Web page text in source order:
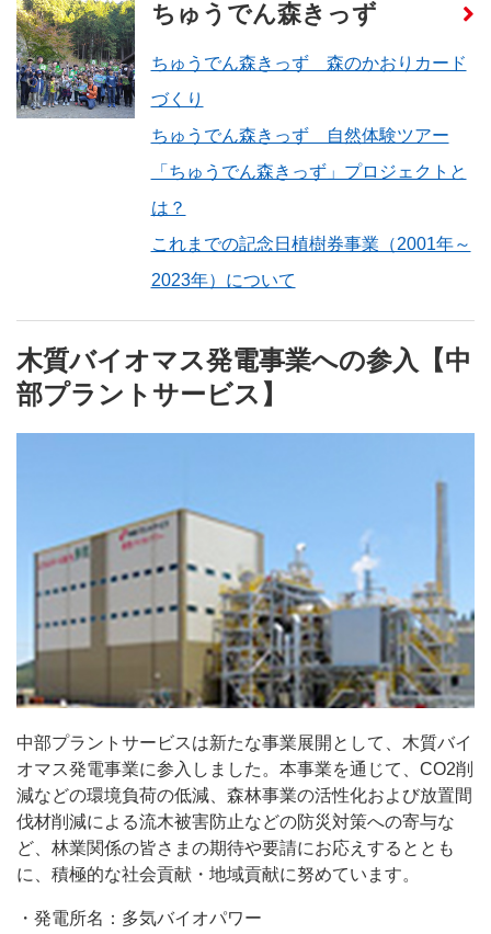
ちゅうでん森きっず
ちゅうでん森きっず 森のかおりカード
づくり
ちゅうでん森きっず 自然体験ツアー
「ちゅうでん森きっず」プロジェクトと
は？
これまでの記念日植樹券事業（2001年～
2023年）について
木質バイオマス発電事業への参入【中
部プラントサービス】
中部プラントサービスは新たな事業展開として、木質バイ
オマス発電事業に参入しました。本事業を通じて、CO2削
減などの環境負荷の低減、森林事業の活性化および放置間
伐材削減による流木被害防止などの防災対策への寄与な
ど、林業関係の皆さまの期待や要請にお応えするととも
に、積極的な社会貢献・地域貢献に努めています。
発電所名：多気バイオパワー